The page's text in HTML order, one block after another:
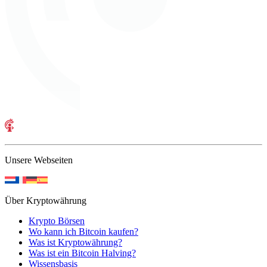
Unsere Webseiten
Über Kryptowährung
Krypto Börsen
Wo kann ich Bitcoin kaufen?
Was ist Kryptowährung?
Was ist ein Bitcoin Halving?
Wissensbasis